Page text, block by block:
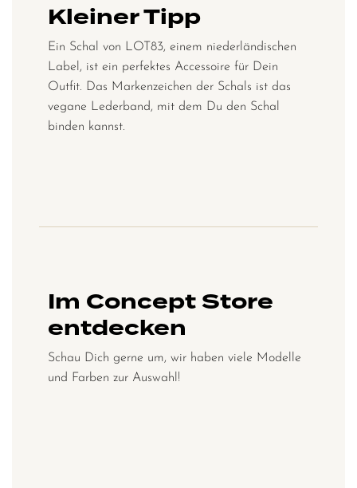
Kleiner Tipp
Ein Schal von LOT83, einem niederländischen
Label, ist ein perfektes Accessoire für Dein
Outfit. Das Markenzeichen der Schals ist das
vegane Lederband, mit dem Du den Schal
binden kannst.
Im Concept Store
entdecken
Schau Dich gerne um, wir haben viele Modelle
und Farben zur Auswahl!